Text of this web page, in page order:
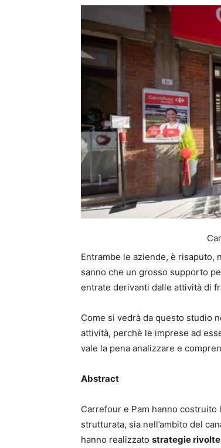
Entrambe le aziende, è
sanno che un grosso supporto
entrate derivanti dalle attività di
Come si vedrà da questo studio
attività, perchè le imprese ad
vale la pena analizzare e
Abstract
Carrefour e Pam hanno
strutturata, sia nell’ambito del
hanno realizzato strategie